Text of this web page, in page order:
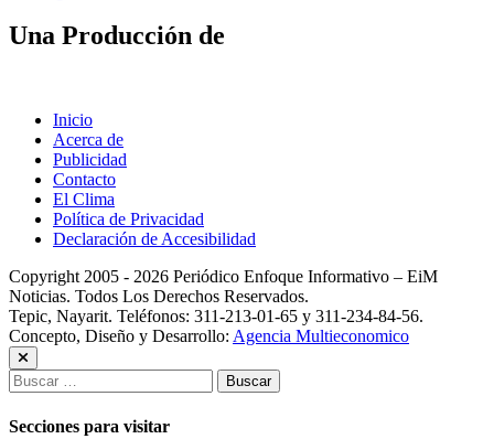
Una Producción de
Inicio
Acerca de
Publicidad
Contacto
El Clima
Política de Privacidad
Declaración de Accesibilidad
Copyright 2005 - 2026 Periódico Enfoque Informativo – EiM
Noticias. Todos Los Derechos Reservados.
Tepic, Nayarit. Teléfonos: 311-213-01-65 y 311-234-84-56.
Concepto, Diseño y Desarrollo: Agencia Multieconomico
Buscar:
Secciones para visitar